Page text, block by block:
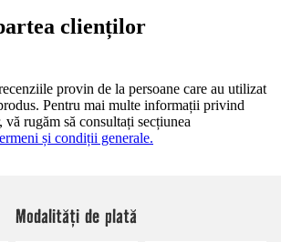
clienților
provin de la persoane care au utilizat
Pentru mai multe informații privind
rugăm să consultați secțiunea
și condiții generale.
Modalități de plată